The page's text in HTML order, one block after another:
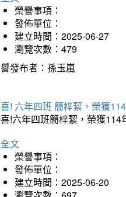
榮譽事項：
發佈單位：
建立時間：2025-06-27
瀏覽次數：479
發布者：孫玉嵐
! 六年四班 簡梓絜，榮獲
!六年四班簡梓絜，榮獲114
文
榮譽事項：
發佈單位：
建立時間：2025-06-20